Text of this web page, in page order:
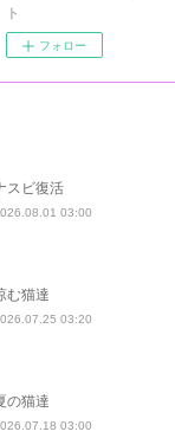
ト
フォロー
スビ復活
03:00
む猫達
03:20
の猫達
03:00